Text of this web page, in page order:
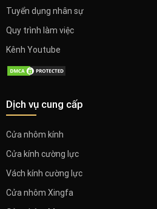
Tuyển dụng nhân sự
Quy trình làm việc
Kênh Youtube
Dịch vụ cung cấp
Cửa nhôm kính
Cửa kính cường lực
Vách kính cường lực
Cửa nhôm Xingfa